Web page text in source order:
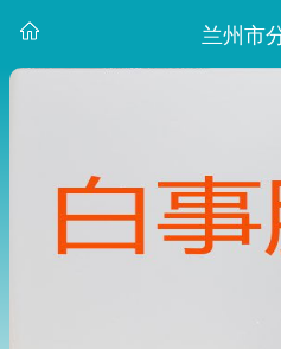
兰州市